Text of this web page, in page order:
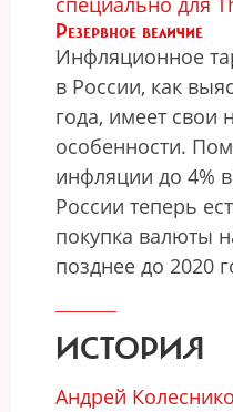
Резервное величие
Инфляционное
в России, как
года, имеет свои
особенности.
инфляции до 4%
России теперь
покупка валюты
позднее до 2020
ИСТОРИЯ
Андрей